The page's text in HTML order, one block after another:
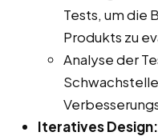
Tests, um die
Produkts zu
Analyse der
Iteratives Design: